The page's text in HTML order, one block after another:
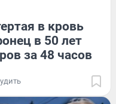
в кровь
в 50 лет
за 48 часов